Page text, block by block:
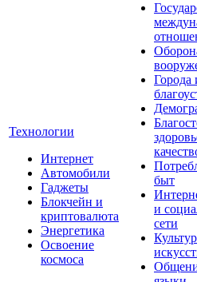
Технологии
Интернет
Автомобили
Гаджеты
Блокчейн и
криптовалюта
Энергетика
Освоение
космоса
Города
быт
и
сети